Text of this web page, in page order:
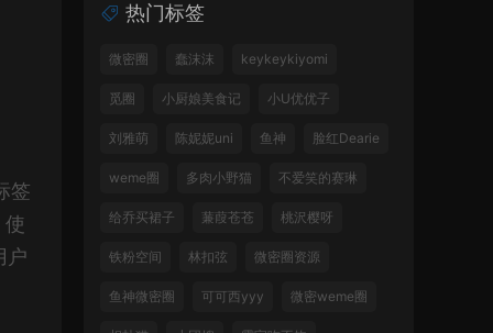
签
使
户
热门标签
微密圈 蠢沫沫 keykeykiyomi
觅圈 小厨娘美食记 小U优优子
刘雅萌 陈妮妮uni 鱼神 脸红Dearie
weme圈 多肉小野猫 不爱笑的赛琳
给乔买裙子 蒹葭苍苍 桃沢樱呀
铁粉空间 林扣弦 微密圈资源
鱼神微密圈 可可西yyy 微密weme圈